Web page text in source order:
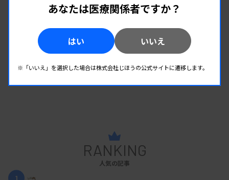
RANKING
人気の記事
1
あなたは医療関係者ですか？
はい いいえ
※「いいえ」を選択した場合は株式会社じほうの公式サイトに遷移します。